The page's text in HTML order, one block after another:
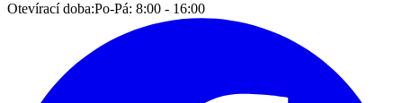
Otevírací doba:Po-Pá: 8:00 - 16:00